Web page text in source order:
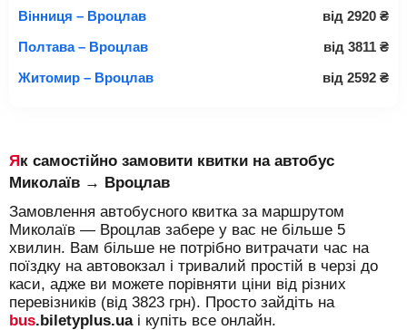
Вінниця – Вроцлав
від 2920 ₴
Полтава – Вроцлав
від 3811 ₴
Житомир – Вроцлав
від 2592 ₴
Як самостійно замовити квитки на автобус
Миколаїв → Вроцлав
Замовлення автобусного квитка за маршрутом
Миколаїв — Вроцлав забере у вас не більше 5
хвилин. Вам більше не потрібно витрачати час на
поїздку на автовокзал і тривалий простій в черзі до
каси, адже ви можете порівняти ціни від різних
перевізників (від 3823 грн). Просто зайдіть на
bus.biletyplus.uaі купіть все онлайн.